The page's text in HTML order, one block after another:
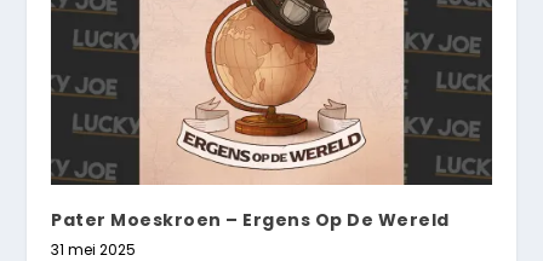
Pater Moeskroen – Ergens Op De Wereld
31 mei 2025